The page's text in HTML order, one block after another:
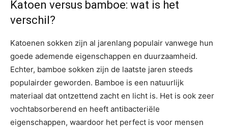
Katoen versus bamboe: wat is het
verschil?
Katoenen sokken zijn al jarenlang populair vanwege hun
goede ademende eigenschappen en duurzaamheid.
Echter, bamboe sokken zijn de laatste jaren steeds
populairder geworden. Bamboe is een natuurlijk
materiaal dat ontzettend zacht en licht is. Het is ook zeer
vochtabsorberend en heeft antibacteriële
eigenschappen, waardoor het perfect is voor mensen